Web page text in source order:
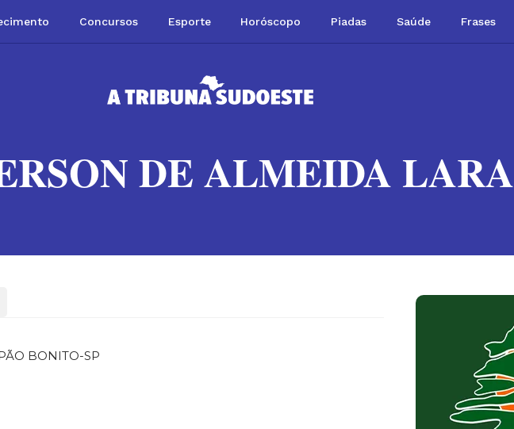
Concursos Esporte Horóscopo Piadas Saúde Frases
DE ALMEIDA LARA
BONITO-SP